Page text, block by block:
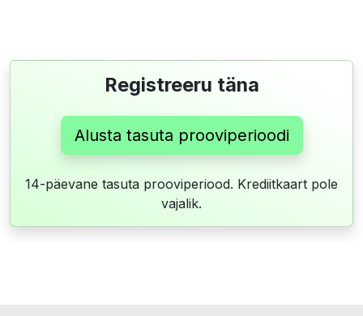
Registreeru täna
Alusta tasuta prooviperioodi
14-päevane tasuta prooviperiood. Krediitkaart pole
vajalik.